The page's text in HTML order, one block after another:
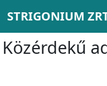
STRIGONIUM
Közérdekű